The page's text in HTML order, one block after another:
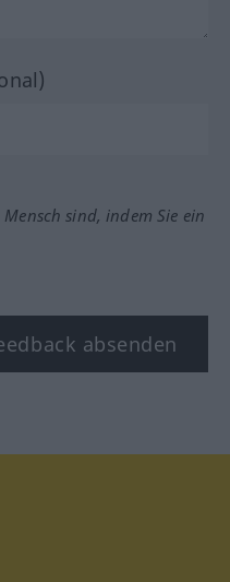
sind, indem Sie ein
absenden